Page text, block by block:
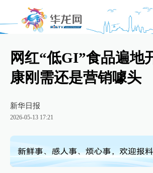
网红“低GI”食品遍地
康刚需还是营销噱头
新华日报
2026-05-13 17:21